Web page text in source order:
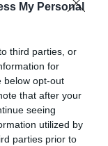
My Personal
third parties, or
for
below opt-out
that after your
seeing
utilized by
parties prior to